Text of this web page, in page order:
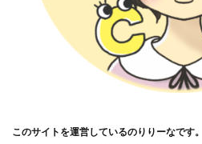
このサイトを運営しているのりりーなです。